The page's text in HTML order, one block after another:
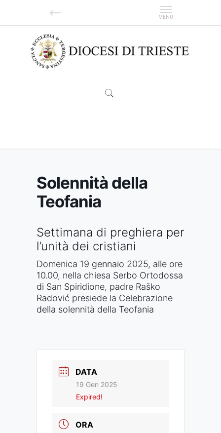
Solennità della
Teofania
Settimana di preghiera per
l’unità dei cristiani
Domenica 19 gennaio 2025, alle ore
10.00, nella chiesa Serbo Ortodossa
di San Spiridione, padre Raško
Radović presiede la Celebrazione
della solennità della Teofania
DATA
19 Gen 2025
Expired!
ORA